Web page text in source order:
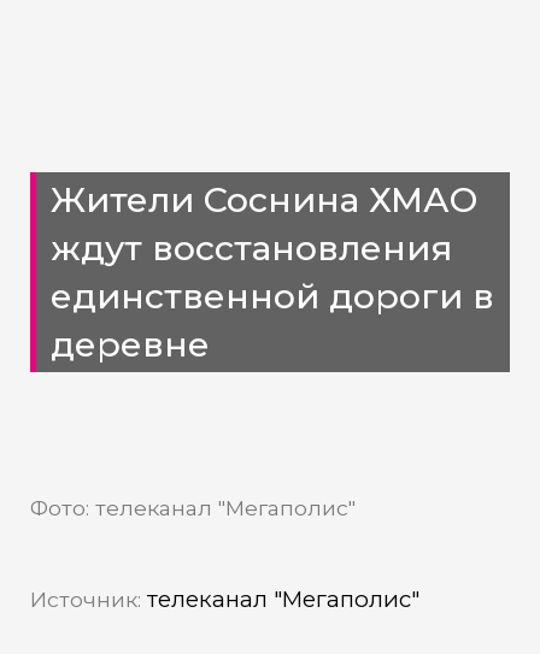
Жители Соснина ХМАО
ждут восстановления
единственной дороги в
деревне
Фото: телеканал "Мегаполис"
Источник: телеканал "Мегаполис"